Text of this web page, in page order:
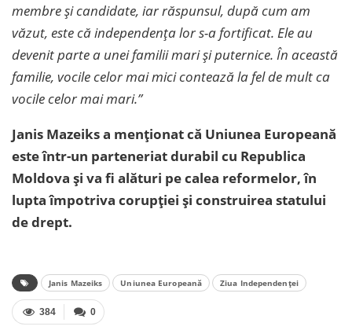
membre și candidate, iar răspunsul, după cum am
văzut, este că independența lor s-a fortificat. Ele au
devenit parte a unei familii mari și puternice. În această
familie, vocile celor mai mici contează la fel de mult ca
vocile celor mai mari.”
Janis Mazeiks a menționat că Uniunea Europeană
este într-un parteneriat durabil cu Republica
Moldova și va fi alături pe calea reformelor, în
lupta împotriva corupției și construirea statului
de drept.
Janis Mazeiks Uniunea Europeană Ziua Independenței
0
384